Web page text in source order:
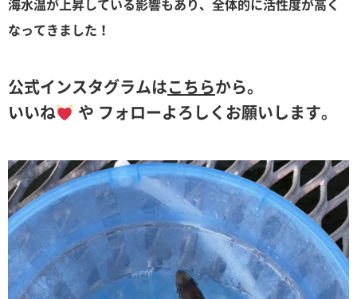
海水温が上昇している影響もあり、全体的に活性度が高く
なってきました！
公式インスタグラムはこちらから。
いいね
や フォローよろしくお願いします。